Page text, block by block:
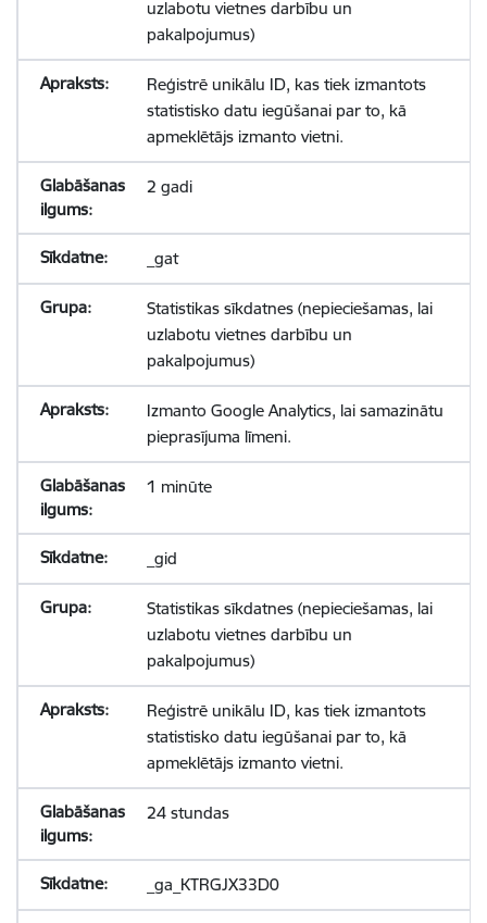
uzlabotu vietnes darbību un
pakalpojumus)
Reģistrē unikālu ID, kas tiek izmantots
statistisko datu iegūšanai par to, kā
apmeklētājs izmanto vietni.
2 gadi
_gat
Statistikas sīkdatnes (nepieciešamas, lai
uzlabotu vietnes darbību un
pakalpojumus)
Izmanto Google Analytics, lai samazinātu
pieprasījuma līmeni.
1 minūte
_gid
Statistikas sīkdatnes (nepieciešamas, lai
uzlabotu vietnes darbību un
pakalpojumus)
Reģistrē unikālu ID, kas tiek izmantots
statistisko datu iegūšanai par to, kā
apmeklētājs izmanto vietni.
24 stundas
_ga_KTRGJX33D0